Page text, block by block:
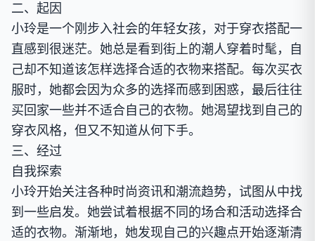
二、起因
小玲是一个刚步入社会的年轻女孩，对于穿衣搭配一
直感到很迷茫。她总是看到街上的潮人穿着时髦，自
己却不知道该怎样选择合适的衣物来搭配。每次买衣
服时，她都会因为众多的选择而感到困惑，最后往往
买回家一些并不适合自己的衣物。她渴望找到自己的
穿衣风格，但又不知道从何下手。
三、经过
自我探索
小玲开始关注各种时尚资讯和潮流趋势，试图从中找
到一些启发。她尝试着根据不同的场合和活动选择合
适的衣物。渐渐地，她发现自己的兴趣点开始逐渐清